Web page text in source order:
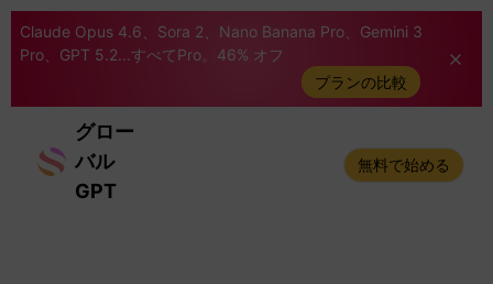
Claude Opus 4.6、Sora 2、Nano Banana Pro、Gemini 3
Pro、GPT 5.2...すべてPro。46% オフ
プランの比較
グロー
バル
GPT
無料で始める